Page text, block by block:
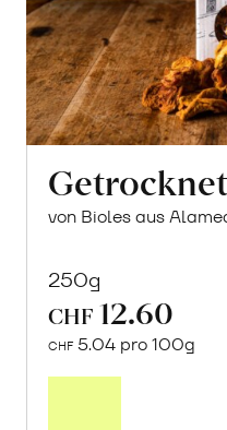
von Bioles aus
250g
CHF 12.60
CHF 5.04 pro 100g